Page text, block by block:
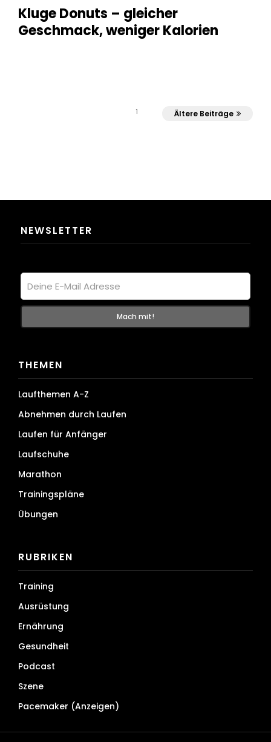
Kluge Donuts – gleicher
Geschmack, weniger Kalorien
1 Ältere Beiträge
NEWSLETTER
THEMEN
Laufthemen A-Z
Abnehmen durch Laufen
Laufen für Anfänger
Laufschuhe
Marathon
Trainingspläne
Übungen
RUBRIKEN
Training
Ausrüstung
Ernährung
Gesundheit
Podcast
Szene
Pacemaker (Anzeigen)